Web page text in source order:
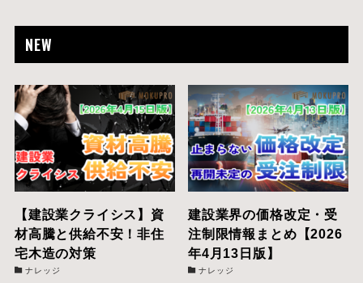
NEW
【建設業クライシス】資
材高騰と供給不安！非住
宅木造の対策
ナレッジ
建設業界の価格改定・受
注制限情報まとめ【2026
年4月13日版】
ナレッジ